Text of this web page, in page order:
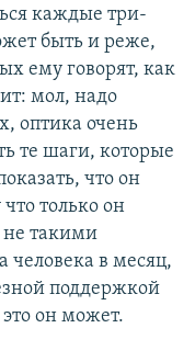
каждые три-
быть и реже,
ему говорят, как
мол, надо
оптика очень
те шаги, которые
что он
только он
такими
в месяц,
поддержкой
он может.